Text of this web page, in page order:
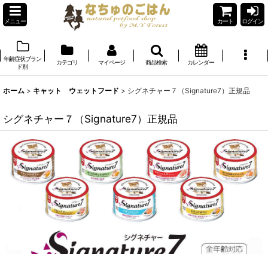
メニュー カート ログイン
年齢症状ブラン
ド別
カテゴリ マイページ 商品検索 カレンダー
ホーム > キャット ウェットフード > シグネチャー７（Signature7）正規品
シグネチャー７（Signature7）正規品